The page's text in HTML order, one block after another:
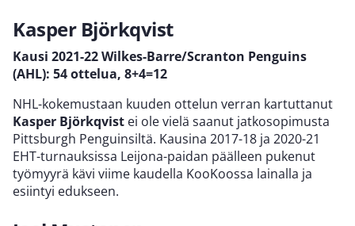
Kasper Björkqvist
Kausi 2021-22Wilkes-Barre/Scranton Penguins
(AHL): 54 ottelua, 8+4=12
NHL-kokemustaan kuuden ottelun verran kartuttanut
Kasper Björkqvist ei ole vielä saanut jatkosopimusta
Pittsburgh Penguinsiltä. Kausina 2017-18 ja 2020-21
EHT-turnauksissa Leijona-paidan päälleen pukenut
työmyyrä kävi viime kaudella KooKoossa lainalla ja
esiintyi edukseen.